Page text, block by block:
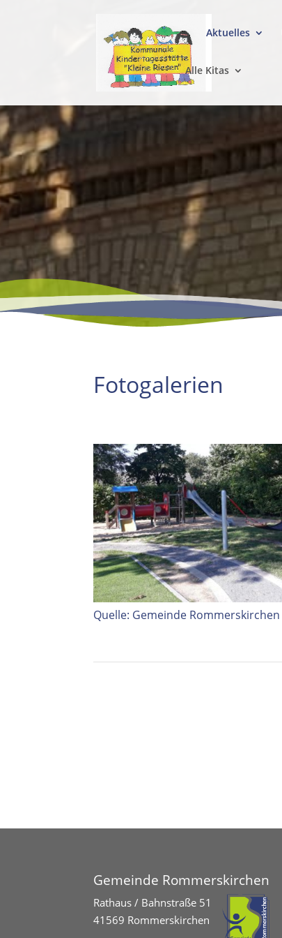
Aktuelles
Alle Kitas
Fotogalerien
Quelle: Gemeinde Rommerskirchen
Gemeinde Rommerskirchen
Rathaus / Bahnstraße 51
41569 Rommerskirchen